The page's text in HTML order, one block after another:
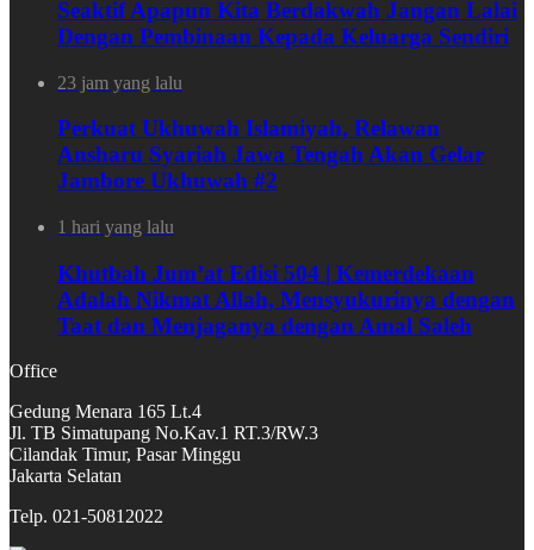
Seaktif Apapun Kita Berdakwah Jangan Lalai
Dengan Pembinaan Kepada Keluarga Sendiri
23 jam yang lalu
Perkuat Ukhuwah Islamiyah, Relawan
Ansharu Syariah Jawa Tengah Akan Gelar
Jambore Ukhuwah #2
1 hari yang lalu
Khutbah Jum’at Edisi 504 | Kemerdekaan
Adalah Nikmat Allah, Mensyukurinya dengan
Taat dan Menjaganya dengan Amal Saleh
Office
Gedung Menara 165 Lt.4
Jl. TB Simatupang No.Kav.1 RT.3/RW.3
Cilandak Timur, Pasar Minggu
Jakarta Selatan
Telp. 021-50812022